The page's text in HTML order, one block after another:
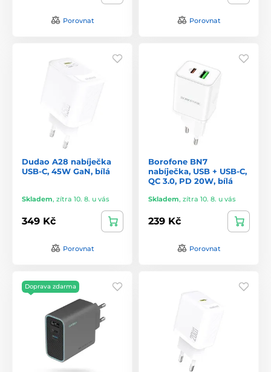
Porovnat Porovnat
Dudao A28 nabíječka
USB-C, 45W GaN, bílá
Skladem, zítra 10. 8. u vás
349 Kč
Porovnat
Borofone BN7
nabíječka, USB + USB-C,
QC 3.0, PD 20W, bílá
Skladem, zítra 10. 8. u vás
239 Kč
Porovnat
Doprava zdarma